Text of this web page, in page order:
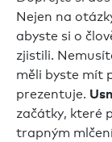
Nejen na
abyste si o
zjistili.
měli byste mít
prezentuje.
začátky, které
trapným